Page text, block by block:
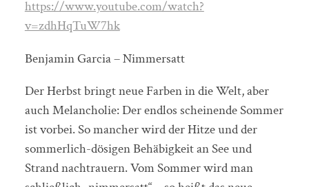
https://www.youtube.com/watch?
v=zdhHqTuW7hk
Benjamin Garcia – Nimmersatt
Der Herbst bringt neue Farben in die Welt, aber
auch Melancholie: Der endlos scheinende Sommer
ist vorbei. So mancher wird der Hitze und der
sommerlich-dösigen Behäbigkeit an See und
Strand nachtrauern. Vom Sommer wird man